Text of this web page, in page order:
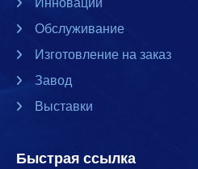
Обслуживание
Изготовление на заказ
Завод
Выставки
Быстрая ссылка